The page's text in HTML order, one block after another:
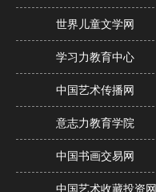
世界儿童文学网
学习力教育中心
中国艺术传播网
意志力教育学院
中国书画交易网
中国艺术收藏投资网